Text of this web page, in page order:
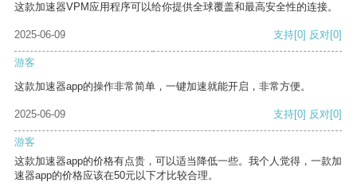
这款加速器VPM应用程序可以给你提供全球覆盖和最高安全性的连接。
2025-06-09 支持[0] 反对[0]
游客
这款加速器app的操作非常简单，一键加速就能开启，非常方便。
2025-06-09 支持[0] 反对[0]
游客
这款加速器app的价格有点贵，可以适当降低一些。我个人觉得，一款加
速器app的价格应该在50元以下才比较合理。